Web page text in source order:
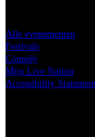
Alle evenementen
Festivals
Comedy
Mijn Live Nation
Accessibility